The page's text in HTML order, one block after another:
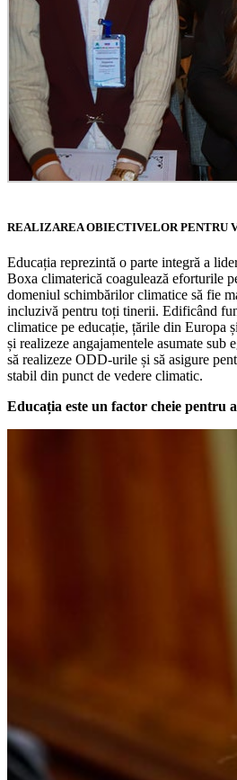
REALIZAREA OBIECTIVELOR PENTRU
Educația reprezintă o parte integră a
Boxa climaterică coagulează eforturile
domeniul schimbărilor climatice să fie
incluzivă pentru toți tinerii. Edificând
climatice pe educație, țările din Europa
și realizeze angajamentele asumate sub
să realizeze ODD-urile și să asigure
stabil din punct de vedere climatic.
Educația este un factor cheie pentru